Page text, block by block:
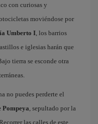
con curiosas y
moviéndose por
Umberto I, los barrios
e iglesias harán que
tierra se esconde otra
no puedes perderte el
Pompeya, sepultado por la
las calles de este